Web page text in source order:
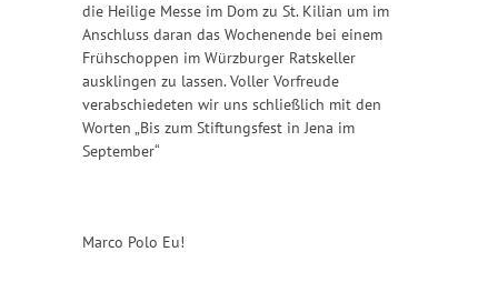
die Heilige Messe im Dom zu St. Kilian um im
Anschluss daran das Wochenende bei einem
Frühschoppen im Würzburger Ratskeller
ausklingen zu lassen. Voller Vorfreude
verabschiedeten wir uns schließlich mit den
Worten „Bis zum Stiftungsfest in Jena im
September“
Marco Polo Eu!